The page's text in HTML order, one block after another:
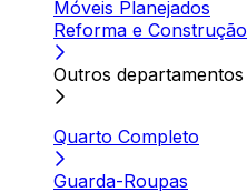
Móveis Planejados
Reforma e Construção
Outros departamentos
Quarto Completo
Guarda-Roupas